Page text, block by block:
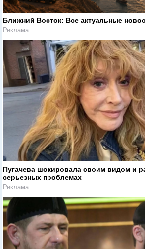
Ближний Восток: Все актуальные
Реклама
Пугачева шокировала своим видом и
серьезных проблемах
Реклама